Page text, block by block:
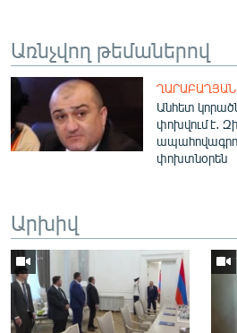
Русский
ՀԵՏԵՎԵՔ ՄԵԶ
«Ազատության» բոլոր կայքերը
Առնչվող թեմաներով
Անհետ
փոխվում է․
փոխտնօրեն
Արխիվ